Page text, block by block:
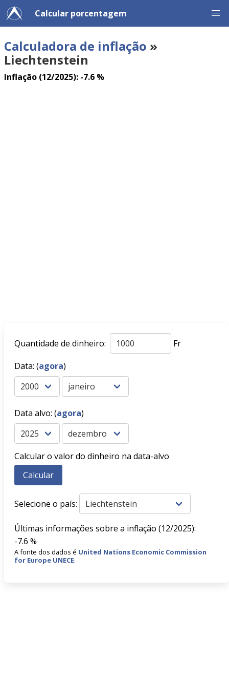
Calcular porcentagem
Calculadora de inflação »
Liechtenstein
Inflação (12/2025): -7.6 %
Quantidade de dinheiro:
Fr
Data: (agora)
Data alvo: (agora)
Calcular o valor do dinheiro na data-alvo
Selecione o país:
Últimas informações sobre a inflação (12/2025):
-7.6 %
A fonte dos dados é United Nations Economic Commission
for Europe UNECE.